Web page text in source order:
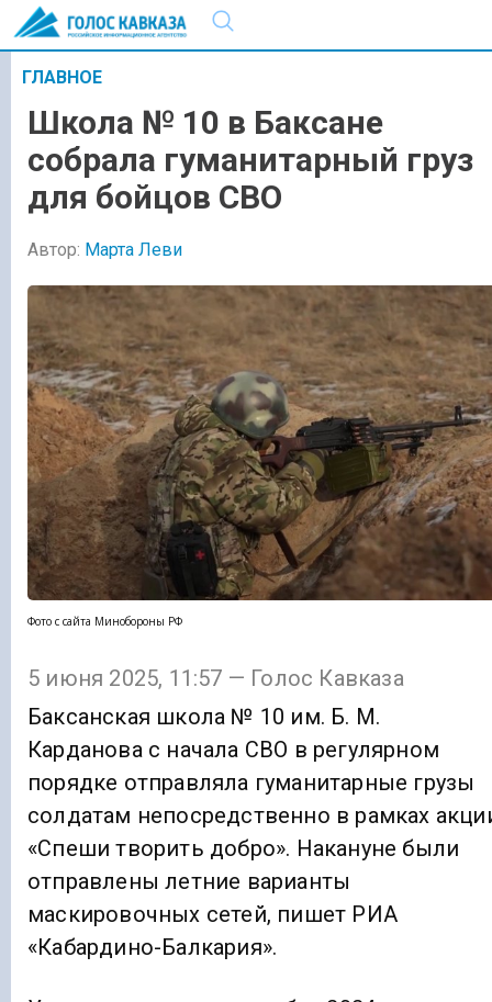
ГЛАВНОЕ
Школа № 10 в Баксане
собрала гуманитарный груз
для бойцов СВО
Автор: Марта Леви
Фото с сайта Минобороны РФ
5 июня 2025, 11:57 — Голос Кавказа
Баксанская школа № 10 им. Б. М.
Карданова с начала СВО в регулярном
порядке отправляла гуманитарные грузы
солдатам непосредственно в рамках
«Спеши творить добро». Накануне были
отправлены летние варианты
маскировочных сетей, пишет РИА
«Кабардино-Балкария».